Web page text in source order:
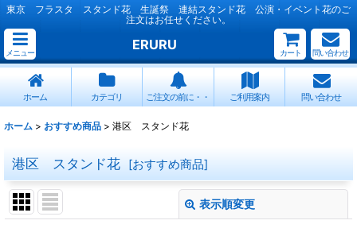
東京 フラスタ スタンド花 生誕祭 連結スタンド花 公演・イベント花のご
注文はお任せください。
メニュー
ERURU
カート 問い合わせ
ホーム カテゴリ ご注文の前に・・ ご利用案内 問い合わせ
ホーム > おすすめ商品 > 港区 スタンド花
港区 スタンド花 [おすすめ商品]
表示順変更